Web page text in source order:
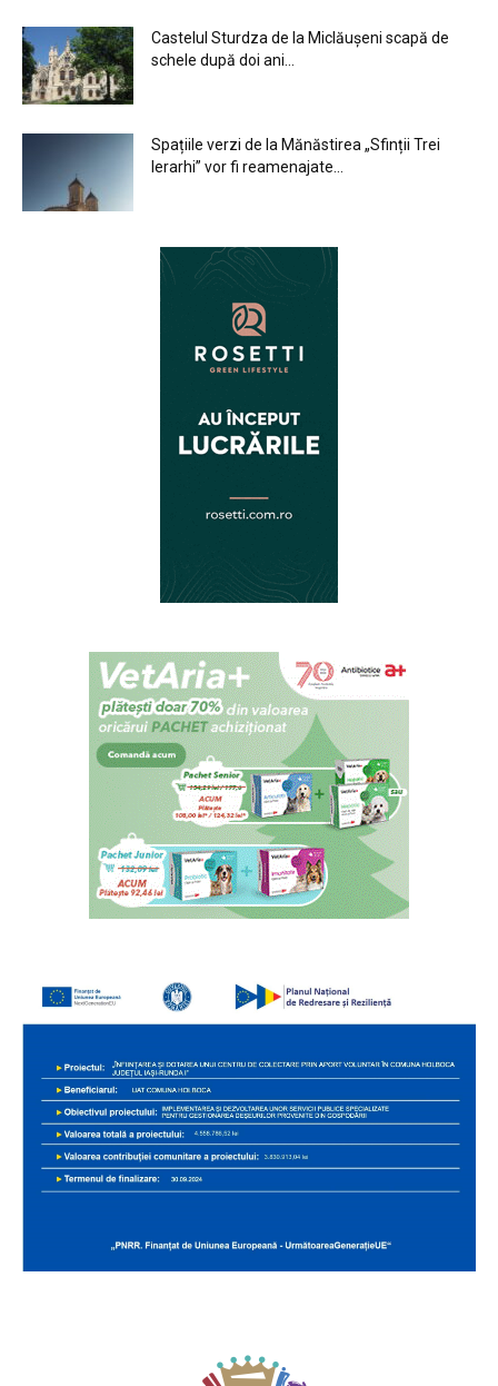
Castelul Sturdza de la Miclăușeni scapă de
schele după doi ani...
Spațiile verzi de la Mănăstirea „Sfinții Trei
Ierarhi” vor fi reamenajate...